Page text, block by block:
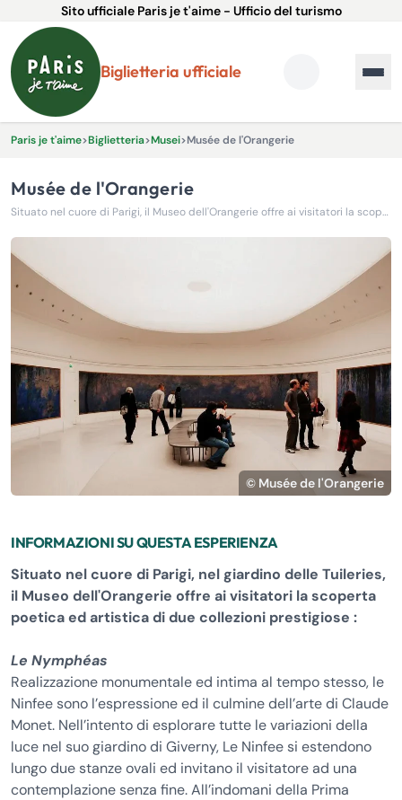
Sito ufficiale Paris je t'aime - Ufficio del turismo
Biglietteria ufficiale
Paris je t'aime>Biglietteria>Musei>Musée de l'Orangerie
Musée de l'Orangerie
Situato nel cuore di Parigi, il Museo dell'Orangerie offre ai visitatori la scoperta poetica ed artistica di due collezioni prestigiose.
© Musée de l'Orangerie
INFORMAZIONI SU QUESTA ESPERIENZA
Situato nel cuore di Parigi, nel giardino delle Tuileries,
il Museo dell'Orangerie offre ai visitatori la scoperta
poetica ed artistica di due collezioni prestigiose :
Le Nymphéas
Realizzazione monumentale ed intima al tempo stesso, le
Ninfee sono l’espressione ed il culmine dell’arte di Claude
Monet. Nell’intento di esplorare tutte le variazioni della
luce nel suo giardino di Giverny, Le Ninfee si estendono
lungo due stanze ovali ed invitano il visitatore ad una
contemplazione senza fine. All’indomani della Prima